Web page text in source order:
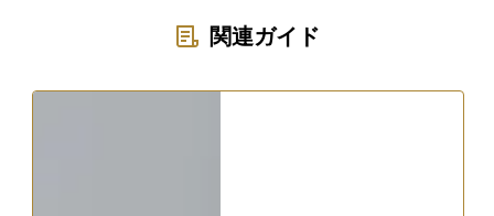
関連ガイド